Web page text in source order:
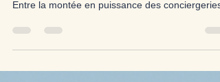
Le guide indispensable des propriétaires. Le
Entre la montée en puissance des conciergeries,
l’arrivée des nouvelles réglementations locales,